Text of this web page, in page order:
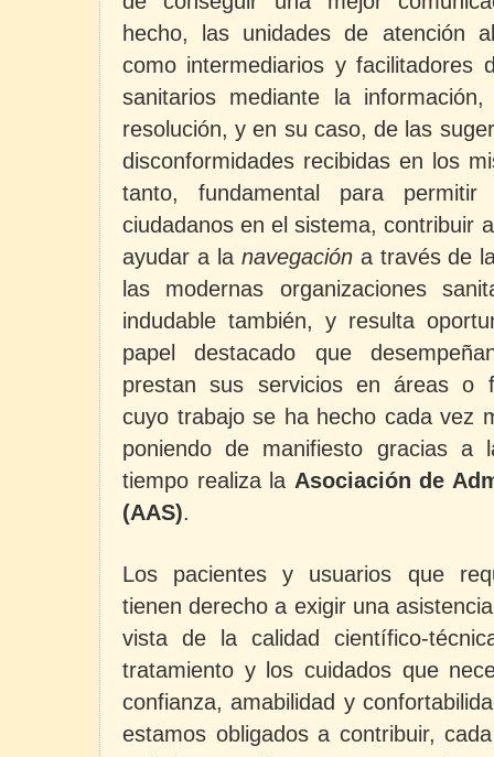
hecho, las unidades de atención
como intermediarios y facilitadores
sanitarios mediante la
resolución, y en su caso, de las
disconformidades recibidas en los
tanto, fundamental para
ciudadanos en el sistema, contribuir
ayudar a la navegacióna través de
las modernas organizaciones
indudable también, y resulta
papel destacado que
prestan sus servicios en áreas o
cuyo trabajo se ha hecho cada vez
poniendo de manifiesto gracias a
tiempo realiza la Asociación de
(AAS).
Los pacientes y usuarios que
tienen derecho a exigir una
vista de la calidad científico-
tratamiento y los cuidados que
confianza, amabilidad y
estamos obligados a contribuir,